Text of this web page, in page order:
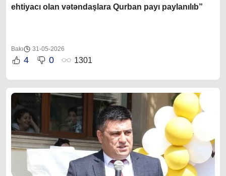
ehtiyacı olan vətəndaşlara Qurban payı paylanılıb”
Bakı 31-05-2026
4 0 1301